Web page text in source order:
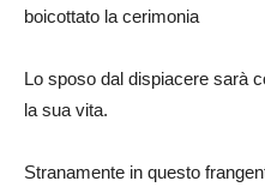
boicottato la cerimonia
Lo sposo dal dispiacere sarà
la sua vita.
Stranamente in questo